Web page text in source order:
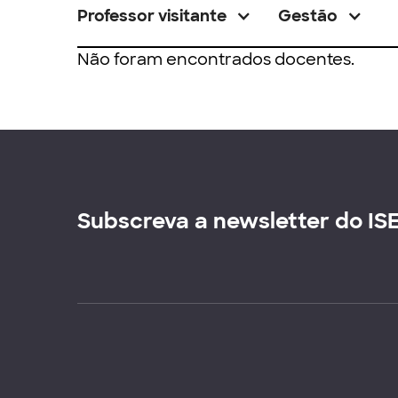
Professor visitante Gestão
Não foram encontrados docentes.
Subscreva a newsletter do